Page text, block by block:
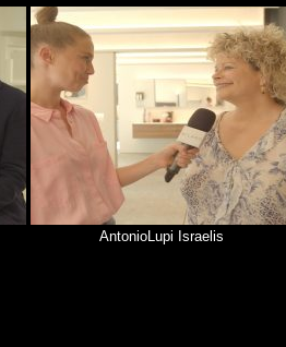
AntonioLupi Israelis